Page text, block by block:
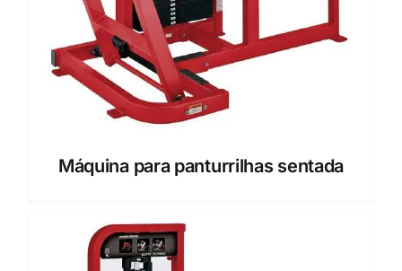
Máquina para panturrilhas sentada